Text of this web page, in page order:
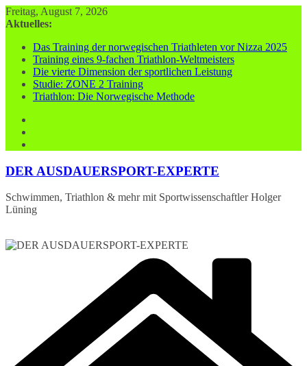
Zum
Inhalt
Freitag, August 7, 2026
Aktuelles:
Das Training der norwegischen Triathleten vor Nizza 2025
Training eines 9-fachen Triathlon-Weltmeisters
Die vierte Dimension der sportlichen Leistung
Studie: ZONE 2 Training
Triathlon: Die Norwegische Methode
DER AUSDAUERSPORT-EXPERTE
Schwimmen, Triathlon & mehr mit Sportwissenschaftler Holger
Lüning